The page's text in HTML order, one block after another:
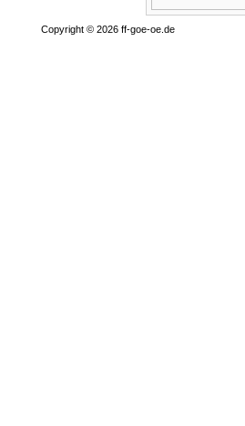
Copyright © 2026 ff-goe-oe.de